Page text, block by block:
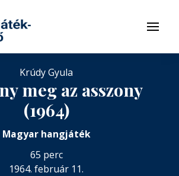
Menü
Krúdy Gyula
meg az asszony
(1964)
Magyar hangjáték
65 perc
1964. február 11.